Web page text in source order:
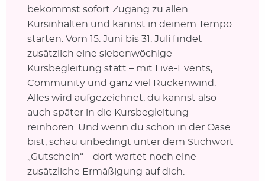
bekommst sofort Zugang zu allen
Kursinhalten und kannst in deinem Tempo
starten. Vom 15. Juni bis 31. Juli findet
zusätzlich eine siebenwöchige
Kursbegleitung statt – mit Live-Events,
Community und ganz viel Rückenwind.
Alles wird aufgezeichnet, du kannst also
auch später in die Kursbegleitung
reinhören. Und wenn du schon in der Oase
bist, schau unbedingt unter dem Stichwort
„Gutschein“ – dort wartet noch eine
zusätzliche Ermäßigung auf dich.